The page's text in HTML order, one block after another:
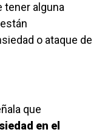
tener alguna
o ataque de
que
en el